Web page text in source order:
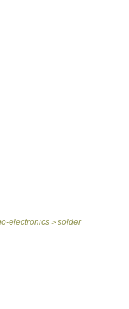
electronics > solder